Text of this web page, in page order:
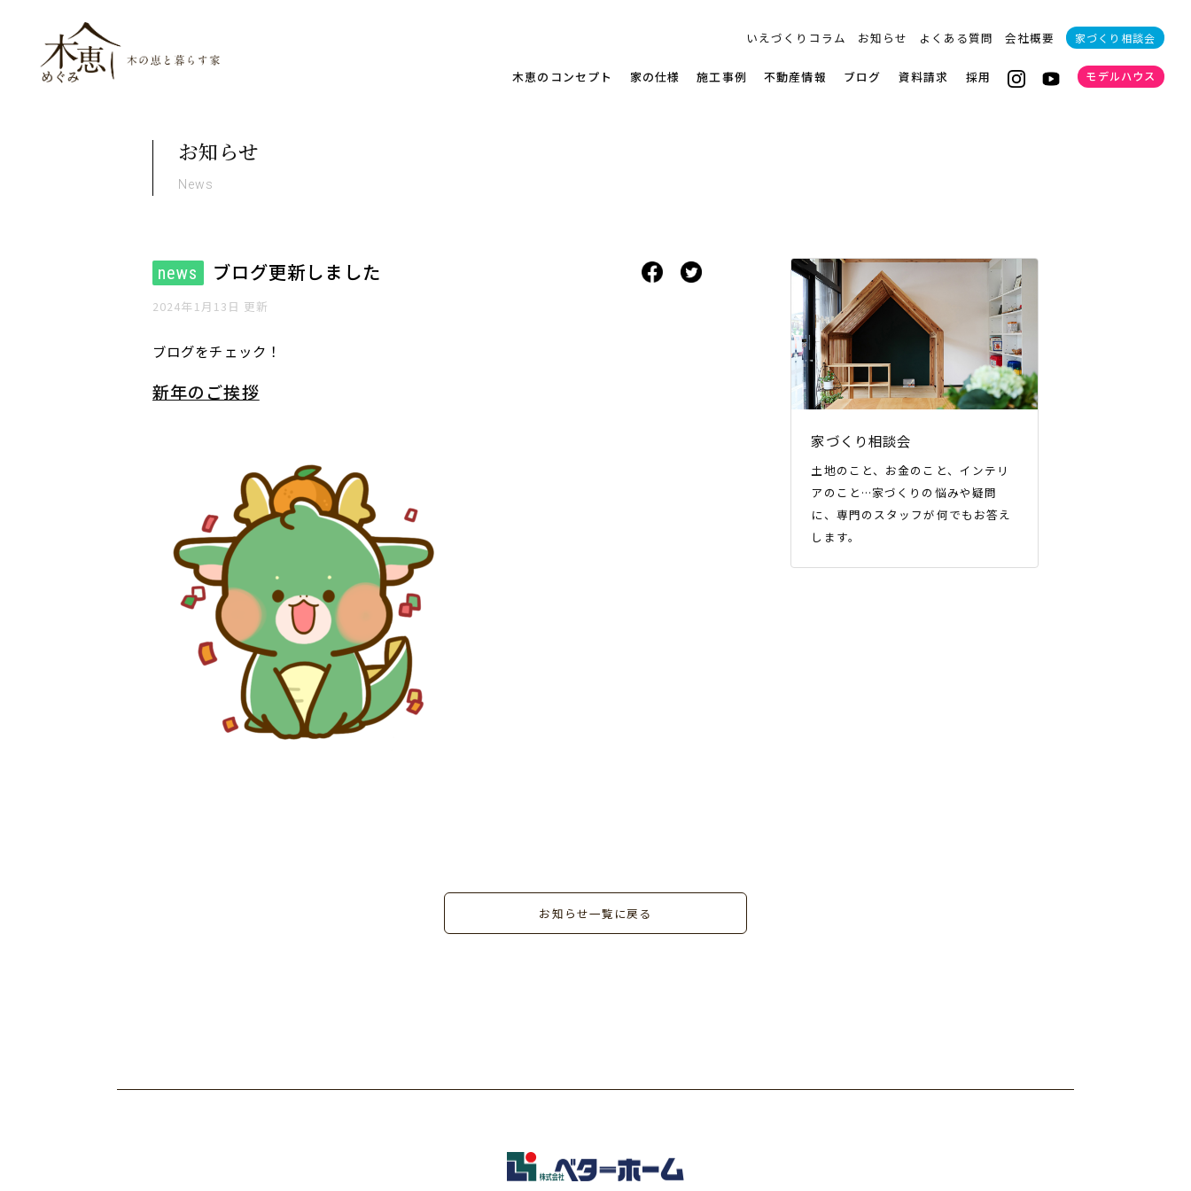
いえづくりコラム お知らせ よくある質問 会社概要 家づくり相談会
木恵のコンセプト 家の仕様 施工事例 不動産情報 ブログ 資料請求 採用 モデルハウス
お知らせ
News
news ブログ更新しました
2024年1月13日 更新
ブログをチェック！
新年のご挨拶
家づくり相談会
土地のこと、お金のこと、インテリ
アのこと…家づくりの悩みや疑問
に、専門のスタッフが何でもお答え
します。
お知らせ一覧に戻る